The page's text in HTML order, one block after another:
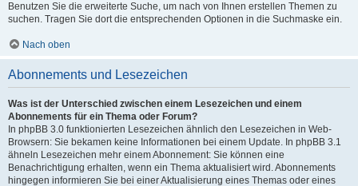
Benutzen Sie die erweiterte Suche, um nach von Ihnen erstellen Themen zu
suchen. Tragen Sie dort die entsprechenden Optionen in die Suchmaske ein.
Nach oben
Abonnements und Lesezeichen
Was ist der Unterschied zwischen einem Lesezeichen und einem
Abonnements für ein Thema oder Forum?
In phpBB 3.0 funktionierten Lesezeichen ähnlich den Lesezeichen in Web-
Browsern: Sie bekamen keine Informationen bei einem Update. In phpBB 3.1
ähneln Lesezeichen mehr einem Abonnement: Sie können eine
Benachrichtigung erhalten, wenn ein Thema aktualisiert wird. Abonnements
hingegen informieren Sie bei einer Aktualisierung eines Themas oder eines